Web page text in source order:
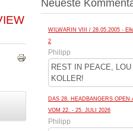
Neueste
WILWARIN VIII / 28.05.2005 -
2
Philipp
REST IN PEACE, LOU
KOLLER!
DAS 28. HEADBANGERS OPEN
VOM 22. - 25. JULI 2026
Philipp